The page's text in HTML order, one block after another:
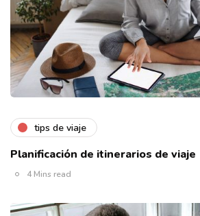
tips de viaje
Planificación de itinerarios de viaje
4 Mins read